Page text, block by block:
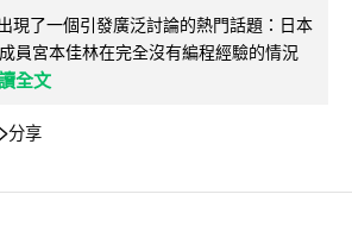
現了一個引發廣泛討論的熱門話題：日本
員宮本佳林在完全沒有編程經驗的情況
全文
分享